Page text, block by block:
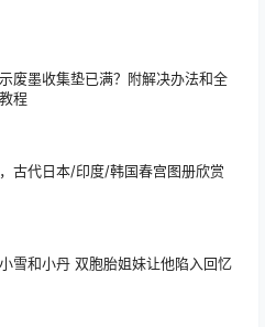
废墨收集垫已满？附解决办法和全
程
古代日本/印度/韩国春宫图册欣赏
雪和小丹 双胞胎姐妹让他陷入回忆